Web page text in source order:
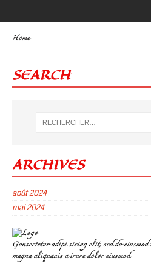
Home
SEARCH
ARCHIVES
août 2024
mai 2024
Gonsectetur adipi sicing elit, sed do
magna aliquauis a irure dolor eiusmod.